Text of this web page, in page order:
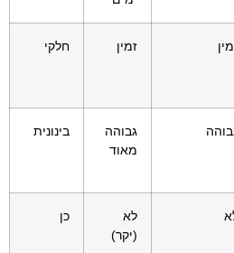
זמין חלקי
גבוהה
מאוד
בינונית
לא
(יקר)
כן